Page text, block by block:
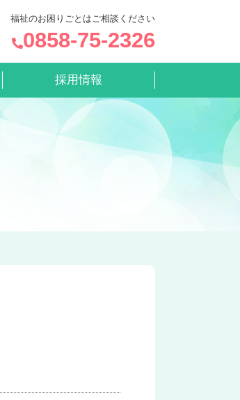
福祉のお困りごとはご相談ください
0858-75-2326
採用情報